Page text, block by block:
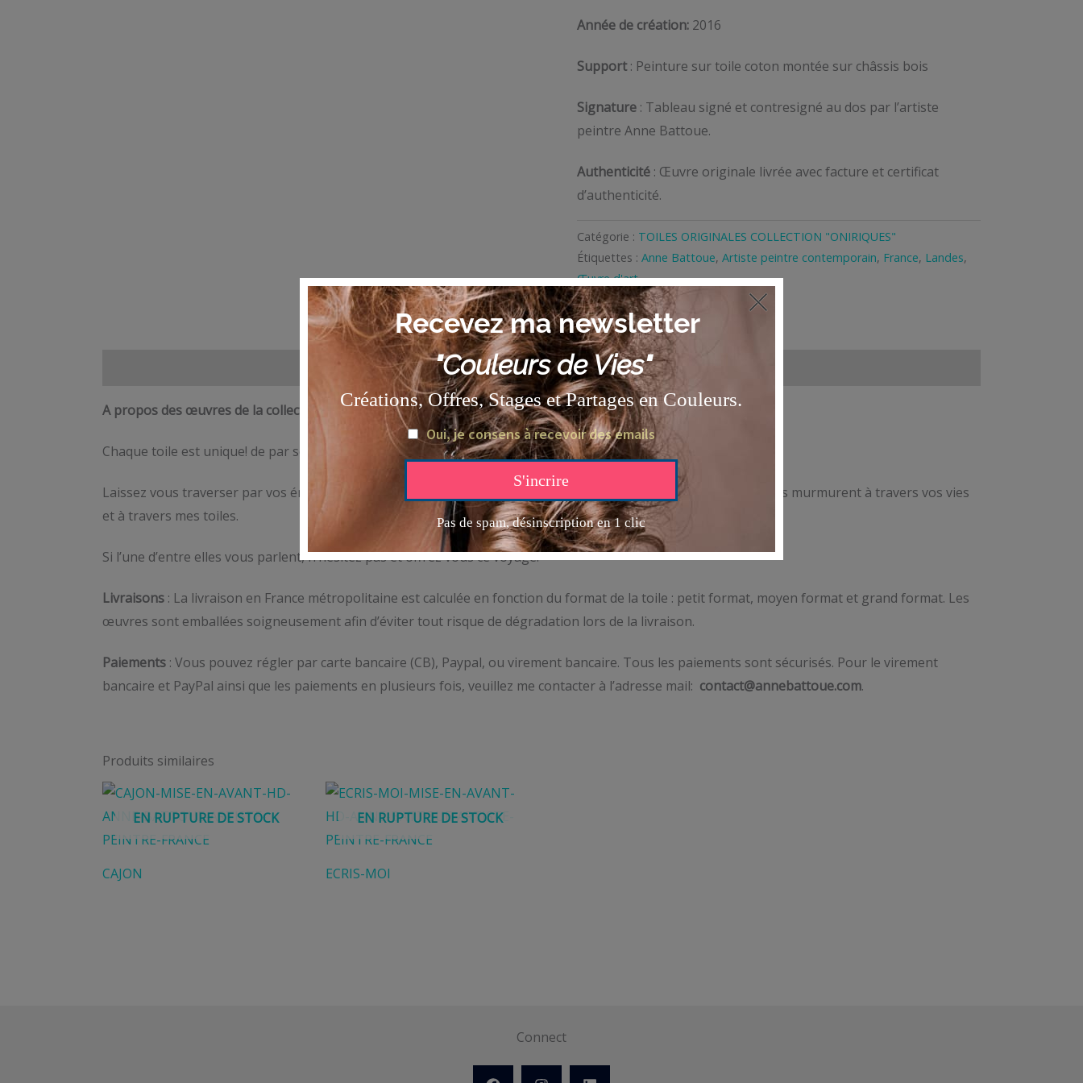
Année de création:2016
Support: Peinture sur toile coton montée sur châssis bois
Signature: Tableau signé et contresigné au dos par l’artiste
peintre Anne Battoue.
Authenticité: Œuvre originale livrée avec facture et certificat
d’authenticité.
Catégorie : TOILES ORIGINALES COLLECTION "ONIRIQUES"
Étiquettes : Anne Battoue, Artiste peintre contemporain, France, Landes,
Œuvre d'art
A propos des œuvres de la collection « Toiles Oniriques »:
Chaque toile est unique! de par ses couleurs, ses dimensions et ses histoires..
Laissez vous traverser par vos émotions, imaginez et ressentez les.. ces récits et ces rêves, qui nous parlent, nous murmurent à travers vos vies
et à travers mes toiles.
Si l’une d’entre elles vous parlent, n’hésitez pas et offrez vous ce voyage!
Livraisons: La livraison en France métropolitaine est calculée en fonction du format de la toile : petit format, moyen format et grand format. Les
œuvres sont emballées soigneusement afin d’éviter tout risque de dégradation lors de la livraison.
Paiements: Vous pouvez régler par carte bancaire (CB), Paypal, ou virement bancaire. Tous les paiements sont sécurisés. Pour le virement
bancaire et PayPal ainsi que les paiements en plusieurs fois, veuillez me contacter à l’adresse mail: contact@annebattoue.com.
Produits similaires
EN RUPTURE DE STOCK
CAJON
EN RUPTURE DE STOCK
ECRIS-MOI
Connect